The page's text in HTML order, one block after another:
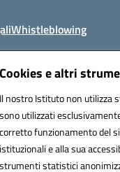
Cookies e altri
Il nostro Istituto non utilizza
sono utilizzati
corretto funzionamento del
istituzionali e alla sua
strumenti statistici
Whistleblowing